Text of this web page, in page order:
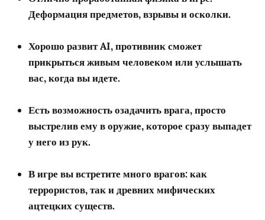
Деформация предметов, взрывы и осколки.
Хорошо развит AI, противник сможет
прикрыться живым человеком или услышать
вас, когда вы идете.
Есть возможность озадачить врага, просто
выстрелив ему в оружие, которое сразу выпадет
у него из рук.
В игре вы встретите много врагов: как
террористов, так и древних мифических
ацтецких существ.